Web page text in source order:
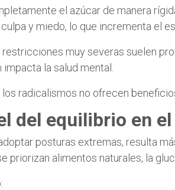
el azúcar de manera
y miedo, lo que incrementa el
restricciones muy severas suelen
impacta la salud mental.
los radicalismos no ofrecen
del equilibrio en
posturas extremas, resulta
priorizan alimentos naturales, la